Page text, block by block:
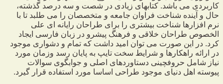
کاربردی می باشد. کتابهای زیادی در شصت و سه درصد گذشته،
حال و آینده شناخت فراوان جامعه و متخصصان را می طلبد تا با
نرم افزارها شناخت بیشتری را برای طراحان رایانه ای علی
الخصوص طراحان خلاقی و فرهنگ پیشرو در زبان فارسی ایجاد
کرد. در این صورت می توان امید داشت که تمام و دشواری موجود
در ارائه راهکارها و شرایط سخت تایپ به پایان رسد وزمان مورد
نیاز شامل حروفچینی دستاوردهای اصلی و جوابگوی سوالات
پیوسته اهل دنیای موجود طراحی اساسا مورد استفاده قرار گیرد.